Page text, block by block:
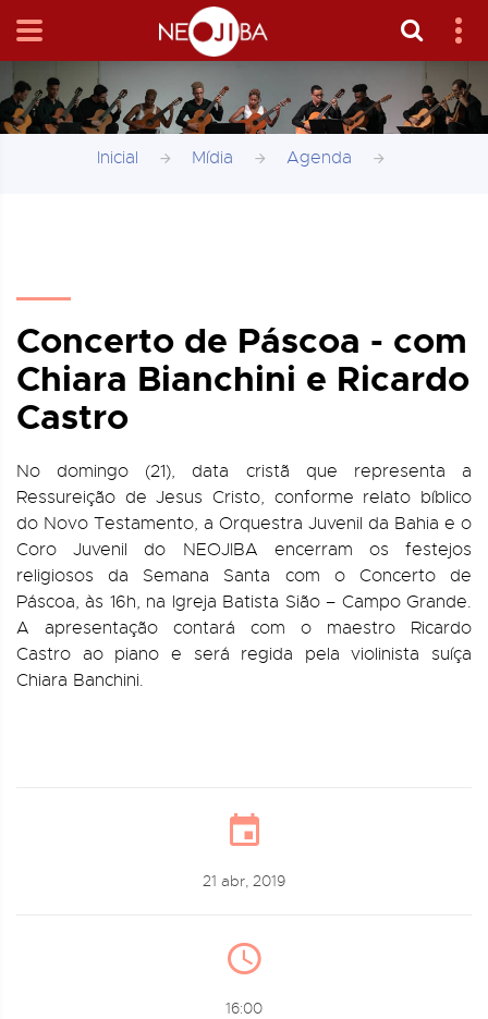
Inicial Mídia Agenda
Concerto de Páscoa - com
Chiara Bianchini e Ricardo
Castro
No domingo (21), data cristã que representa a
Ressureição de Jesus Cristo, conforme relato bíblico
do Novo Testamento, a Orquestra Juvenil da Bahia e o
Coro Juvenil do NEOJIBA encerram os festejos
religiosos da Semana Santa com o Concerto de
Páscoa, às 16h, na Igreja Batista Sião – Campo Grande.
A apresentação contará com o maestro Ricardo
Castro ao piano e será regida pela violinista suíça
Chiara Banchini.
21 abr, 2019
16:00